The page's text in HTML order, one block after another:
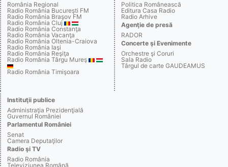
România Regional
Radio România Bucureşti FM
Radio România Braşov FM
Radio România Cluj
Radio România Constanţa
Radio România Vacanţa
Radio România Oltenia-Craiova
Radio România Iaşi
Radio România Reşiţa
Radio România Târgu Mureş
Radio România Timişoara
Politica Românească
Editura Casa Radio
Radio Arhive
Agenţie de presă
RADOR
Concerte şi Evenimente
Orchestre şi Coruri
Sala Radio
Târgul de carte GAUDEAMUS
Instituţii publice
Administraţia Prezidenţială
Guvernul României
Parlamentul României
Senat
Camera Deputaţilor
Radio şi TV
Radio România
Televiziunea Română